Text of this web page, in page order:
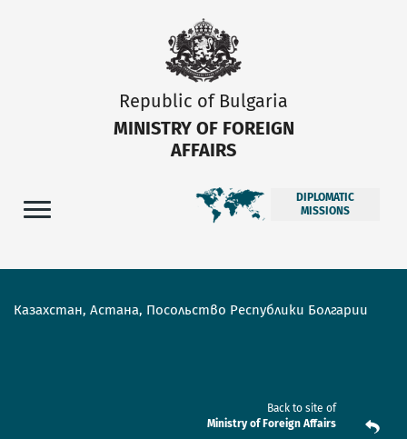
Republic of Bulgaria
MINISTRY OF FOREIGN
AFFAIRS
DIPLOMATIC
MISSIONS
Казахстан, Астана, Посольство Республики Болгарии
Back to site of
Ministry of Foreign Affairs